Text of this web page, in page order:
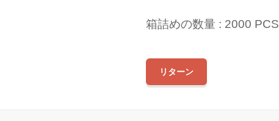
箱詰めの数量 : 2000 PCS
リターン